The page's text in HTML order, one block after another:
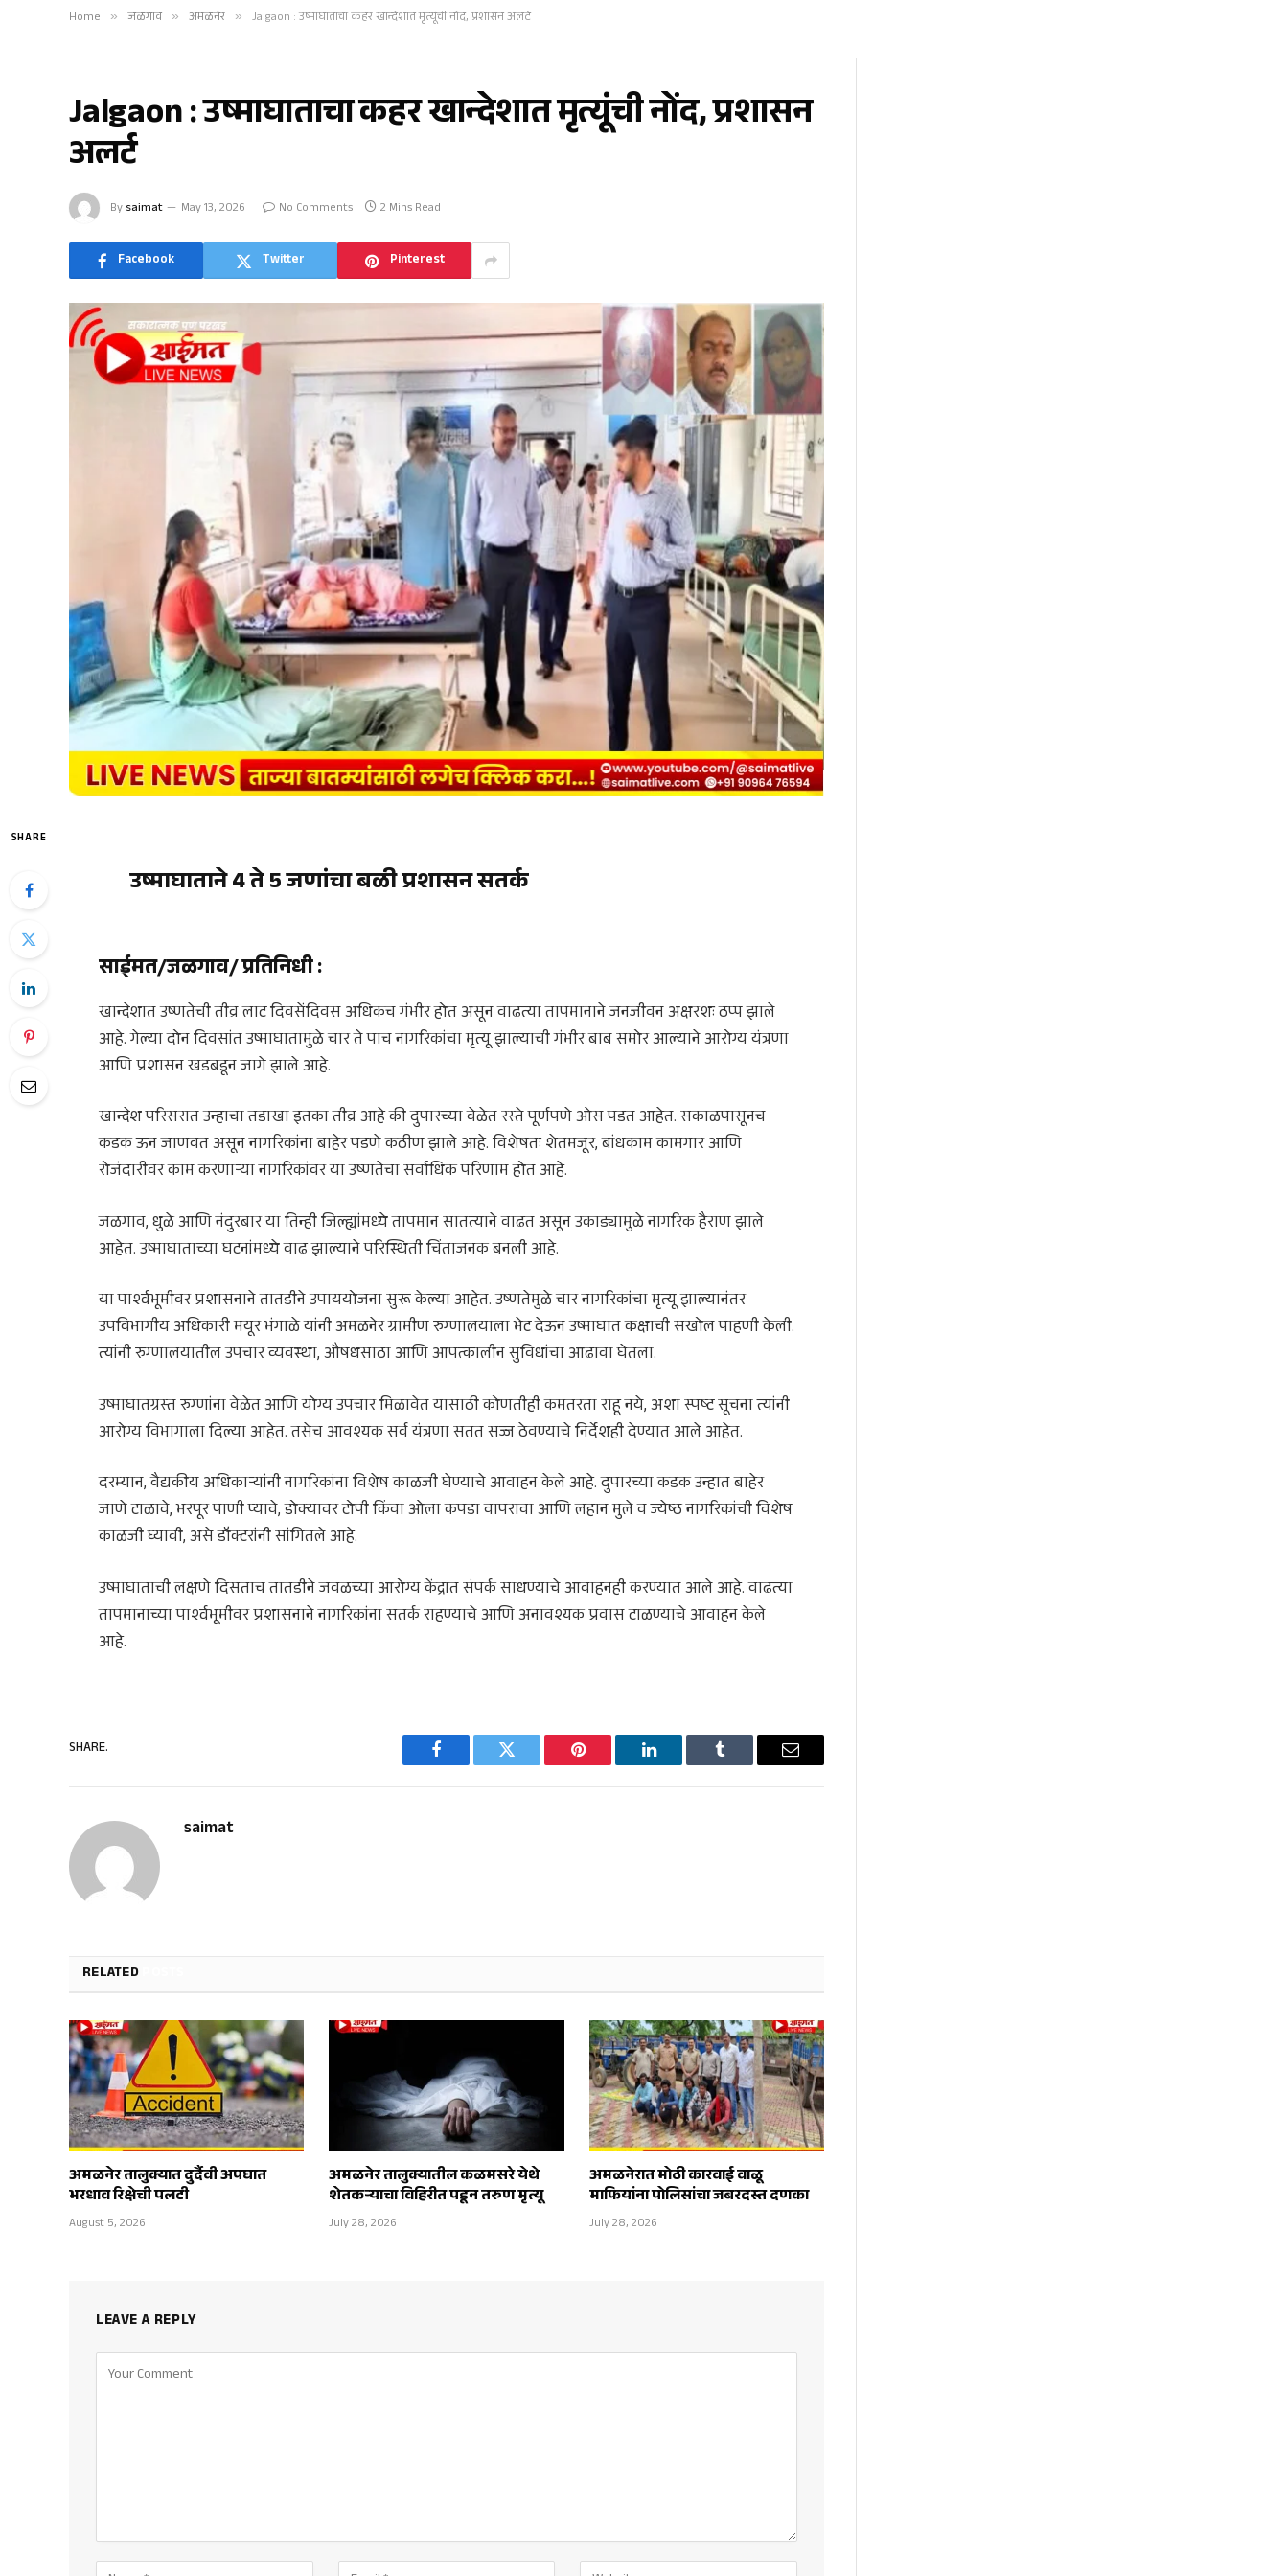
Home » जळगाव » अमळनेर » Jalgaon : उष्माघाताचा कहर खान्देशात मृत्यूंची नोंद, प्रशासन अलर्ट
Jalgaon : उष्माघाताचा कहर खान्देशात मृत्यूंची नोंद, प्रशासन
अलर्ट
By saimat May 13, 2026 No Comments 2 Mins Read
Facebook Twitter Pinterest
SHARE
उष्माघाताने 4 ते 5 जणांचा बळी प्रशासन सतर्क
साईमत/जळगाव/ प्रतिनिधी:
खान्देशात उष्णतेची तीव्र लाट दिवसेंदिवस अधिकच गंभीर होत असून वाढत्या तापमानाने जनजीवन अक्षरशः ठप्प झाले
आहे. गेल्या दोन दिवसांत उष्माघातामुळे चार ते पाच नागरिकांचा मृत्यू झाल्याची गंभीर बाब समोर आल्याने आरोग्य यंत्रणा
आणि प्रशासन खडबडून जागे झाले आहे.
खान्देशपरिसरात उन्हाचा तडाखा इतका तीव्र आहे की दुपारच्या वेळेत रस्ते पूर्णपणे ओस पडत आहेत. सकाळपासूनच
कडक ऊन जाणवत असून नागरिकांना बाहेर पडणे कठीण झाले आहे. विशेषतः शेतमजूर, बांधकाम कामगार आणि
रोजंदारीवर काम करणाऱ्या नागरिकांवर या उष्णतेचा सर्वाधिक परिणाम होत आहे.
जळगाव,धुळेआणिनंदुरबारया तिन्ही जिल्ह्यांमध्ये तापमान सातत्याने वाढत असून उकाड्यामुळे नागरिक हैराण झाले
आहेत. उष्माघाताच्या घटनांमध्ये वाढ झाल्याने परिस्थिती चिंताजनक बनली आहे.
या पार्श्वभूमीवर प्रशासनाने तातडीने उपाययोजना सुरू केल्या आहेत. उष्णतेमुळे चार नागरिकांचा मृत्यू झाल्यानंतर
उपविभागीय अधिकारी मयूर भंगाळे यांनी अमळनेर ग्रामीण रुग्णालयाला भेट देऊन उष्माघात कक्षाची सखोल पाहणी केली.
त्यांनी रुग्णालयातील उपचार व्यवस्था, औषधसाठा आणि आपत्कालीन सुविधांचा आढावा घेतला.
उष्माघातग्रस्त रुग्णांना वेळेत आणि योग्य उपचार मिळावेत यासाठी कोणतीही कमतरता राहू नये, अशा स्पष्ट सूचना त्यांनी
आरोग्य विभागाला दिल्या आहेत. तसेच आवश्यक सर्व यंत्रणा सतत सज्ज ठेवण्याचे निर्देशही देण्यात आले आहेत.
दरम्यान, वैद्यकीय अधिकाऱ्यांनी नागरिकांना विशेष काळजी घेण्याचे आवाहन केले आहे. दुपारच्या कडक उन्हात बाहेर
जाणे टाळावे, भरपूर पाणी प्यावे, डोक्यावर टोपी किंवा ओला कपडा वापरावा आणि लहान मुले व ज्येष्ठ नागरिकांची विशेष
काळजी घ्यावी, असे डॉक्टरांनी सांगितले आहे.
उष्माघाताची लक्षणे दिसताच तातडीने जवळच्या आरोग्य केंद्रात संपर्क साधण्याचे आवाहनही करण्यात आले आहे. वाढत्या
तापमानाच्या पार्श्वभूमीवर प्रशासनाने नागरिकांना सतर्क राहण्याचे आणि अनावश्यक प्रवास टाळण्याचे आवाहन केले
आहे.
SHARE.
Facebook Twitter Pinterest LinkedIn Tumblr Email
saimat
RELATED
अमळनेर तालुक्यात दुर्दैवी अपघात
भरधाव रिक्षेची पलटी
August 5, 2026
अमळनेर तालुक्यातील कळमसरे येथे
शेतकऱ्याचा विहिरीत पडून तरुण मृत्यू
July 28, 2026
अमळनेरात मोठी कारवाई वाळू
माफियांना पोलिसांचा जबरदस्त दणका
July 28, 2026
LEAVE A REPLY